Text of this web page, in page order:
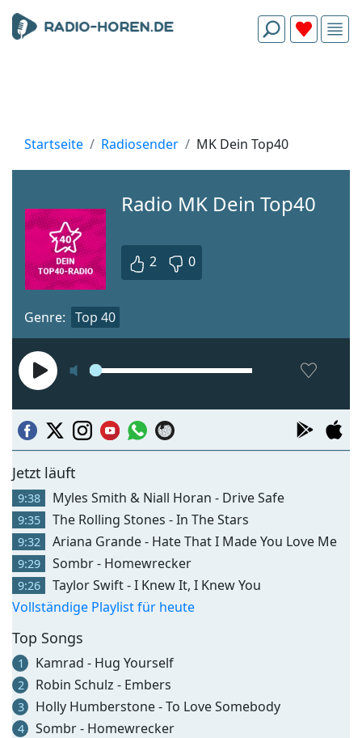
Startseite Radiosender MK Dein Top40
Radio MK Dein Top40
2 0
Genre: Top 40
Jetzt läuft
9:38 Myles Smith & Niall Horan - Drive Safe
9:35 The Rolling Stones - In The Stars
9:32 Ariana Grande - Hate That I Made You Love Me
9:29 Sombr - Homewrecker
9:26
Taylor Swift - I Knew It, I Knew You
Vollständige Playlist für heute
Top Songs
1 Kamrad - Hug Yourself
2 Robin Schulz - Embers
3 Holly Humberstone - To Love Somebody
4 Sombr - Homewrecker